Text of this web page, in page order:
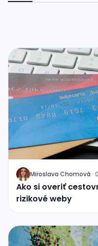
J Miroslava Chomová ·
Ako si overiť
rizikové weby